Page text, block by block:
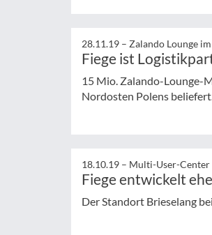
28.11.19 – Zalando Lounge
Fiege ist
15 Mio. Zalando-Lounge-
Nordosten Polens beliefert.
18.10.19 – Multi-User-Center
Fiege entwickelt
Der Standort Brieselang